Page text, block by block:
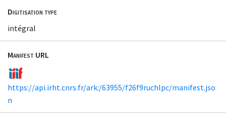
Digitisation type
intégral
Manifest URL
https://api.irht.cnrs.fr/ark:/63955/f26f9ruchlpc/manifest.jso
n